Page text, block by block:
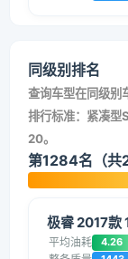
同级别排名
查询车型在同级别
排行标准：紧凑型
20。
第1284名（共
极睿 2017款
平均油耗 4.26